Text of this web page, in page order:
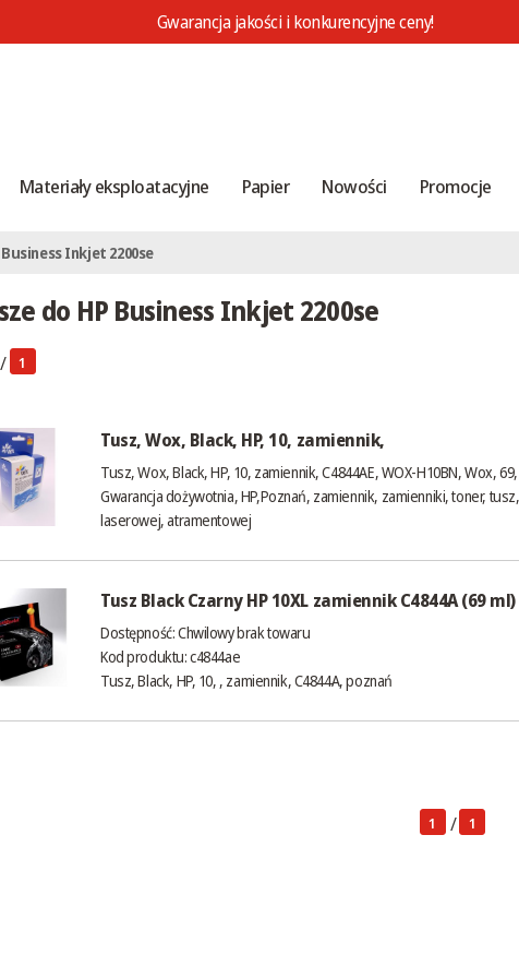
Gwarancja jakości i konkurencyjne ceny!
Materiały eksploatacyjne Papier Nowości Promocje
Business Inkjet 2200se
do HP Business Inkjet 2200se
/ 1
Tusz, Wox, Black, HP, 10, zamiennik,
Tusz, Wox, Black, HP, 10, zamiennik, C4844AE, WOX-H10BN, Wox,
Gwarancja dożywotnia, HP,Poznań, zamiennik, zamienniki, toner,
laserowej, atramentowej
Tusz Black Czarny HP 10XL zamiennik C4844A (69 ml)
Dostępność:Chwilowy brak towaru
Kod produktu: c4844ae
Tusz, Black, HP, 10, , zamiennik, C4844A, poznań
1 / 1